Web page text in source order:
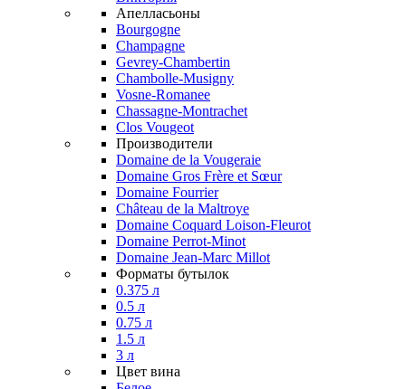
Апелласьоны
Bourgogne
Champagne
Gevrey-Chambertin
Chambolle-Musigny
Vosne-Romanee
Chassagne-Montrachet
Clos Vougeot
Производители
Domaine de la Vougeraie
Domaine Gros Frère et Sœur
Domaine Fourrier
Château de la Maltroye
Domaine Coquard Loison-Fleurot
Domaine Perrot-Minot
Domaine Jean-Marc Millot
Форматы бутылок
0.375 л
0.5 л
0.75 л
1.5 л
3 л
Цвет вина